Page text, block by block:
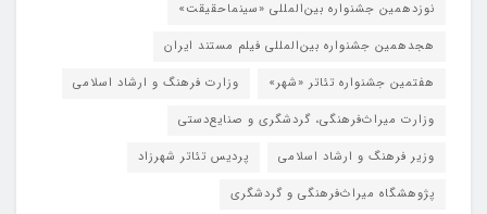
نوزدهمین جشنواره بین‌المللی «سینماحقیقت»
هجدهمین جشنواره بین‌المللی فیلم مستند ایران
هفتمین جشنواره تئاتر «شهر»
وزارت فرهنگ و ارشاد اسلامی
وزارت میراث‌فرهنگی، گردشگری و صنایع‌دستی
وزیر فرهنگ و ارشاد اسلامی
پردیس تئاتر شهرزاد
پژوهشگاه میراث‌فرهنگی و گردشگری